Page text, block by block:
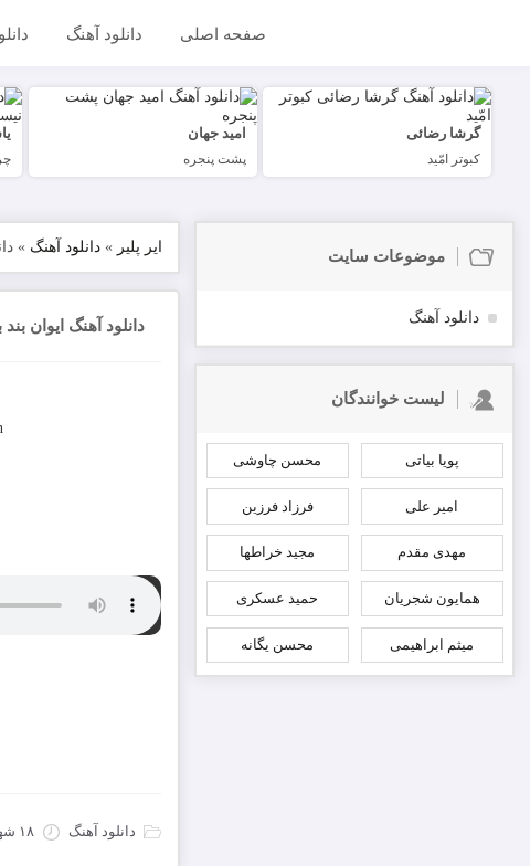
صفحه اصلی دانلود آهنگ
گرشا رضائی
کبوتر امّید
امید جهان
پشت پنجره
ایر پلیر » دانلود آهنگ »
دانلود آهنگ ایوان
دانلود آهنگ ۱۸ شهریور ۱۴۰۳
موضوعات سایت
دانلود آهنگ
لیست خوانندگان
پویا بیاتی محسن چاوشی
امیر علی فرزاد فرزین
مهدی مقدم مجید خراطها
همایون شجریان حمید عسکری
میثم ابراهیمی محسن یگانه